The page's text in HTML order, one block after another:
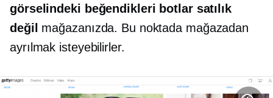
görselindeki beğendikleri botlar satılık
değil mağazanızda. Bu noktada mağazadan
ayrılmak isteyebilirler.